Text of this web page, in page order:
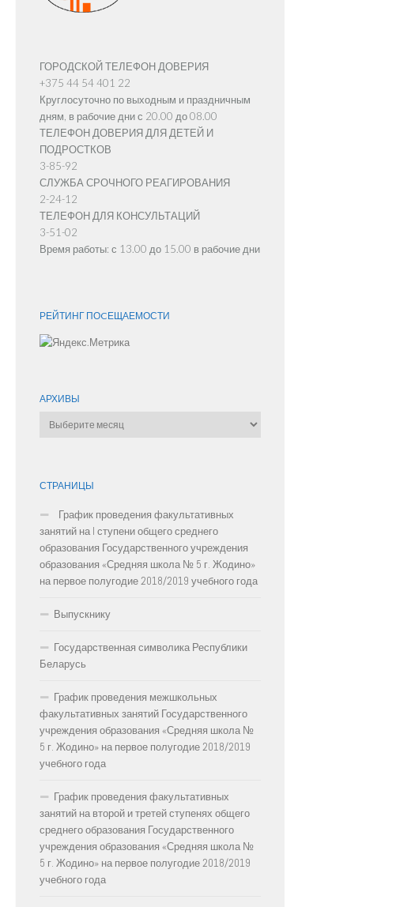
ГОРОДСКОЙ ТЕЛЕФОН ДОВЕРИЯ
+375 44 54 401 22
Круглосуточно по выходным и праздничным
дням, в рабочие дни с 20.00 до 08.00
ТЕЛЕФОН ДОВЕРИЯ ДЛЯ ДЕТЕЙ И
ПОДРОСТКОВ
3-85-92
СЛУЖБА СРОЧНОГО РЕАГИРОВАНИЯ
2-24-12
ТЕЛЕФОН ДЛЯ КОНСУЛЬТАЦИЙ
3-51-02
Время работы: с 13.00 до 15.00 в рабочие дни
РЕЙТИНГ ПОCЕЩАЕМОСТИ
АРХИВЫ
Архивы
СТРАНИЦЫ
График проведения факультативных
занятий на I ступени общего среднего
образования Государственного учреждения
образования «Средняя школа № 5 г. Жодино»
на первое полугодие 2018/2019 учебного года
Выпускнику
Государственная символика Республики
Беларусь
График проведения межшкольных
факультативных занятий Государственного
учреждения образования «Средняя школа №
5 г. Жодино» на первое полугодие 2018/2019
учебного года
График проведения факультативных
занятий на второй и третей ступенях общего
среднего образования Государственного
учреждения образования «Средняя школа №
5 г. Жодино» на первое полугодие 2018/2019
учебного года